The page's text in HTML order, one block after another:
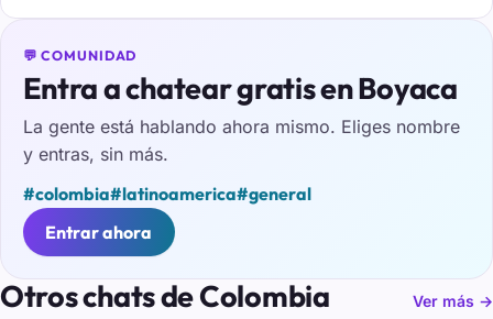
💬 COMUNIDAD
Entra a chatear gratis en Boyaca
La gente está hablando ahora mismo. Eliges nombre
y entras, sin más.
#colombia#latinoamerica#general
Entrar ahora
Otros chats de Colombia Ver más →